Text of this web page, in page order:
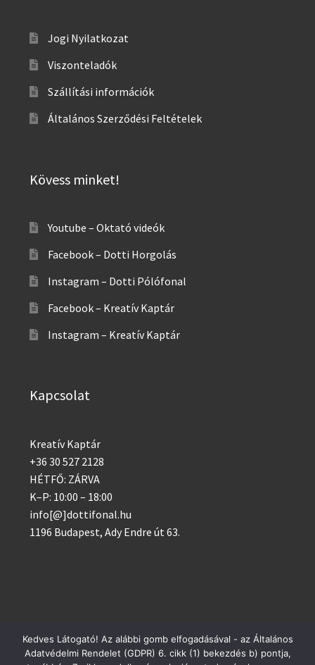
Jogi Nyilatkozat
Viszonteladók
Szállítási információk
Általános Szerződési Feltételek
Kövess minket!
Youtube – Oktató videók
Facebook – Dotti Horgolás
Instagram – Dotti Pólófonal
Facebook – Kreatív Kaptár
Instagram – Kreatív Kaptár
Kapcsolat
Kreatív Kaptár
+36 30 527 2128
HÉTFŐ: ZÁRVA
K–P: 10:00 – 18:00
info[@]dottifonal.hu
1196 Budapest, Ady Endre út 63.
© 2014 - 2023 Kreatív Kaptár
Kedves Látogató! Az alábbi gomb elfogadásával - az Általános
Adatvédelmi Rendelet (GDPR) 6. cikk (1) bekezdés b) pontja,